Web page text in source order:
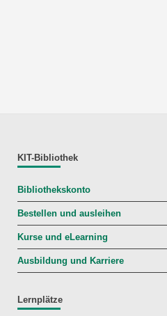
KIT-Bibliothek
Bibliothekskonto
Bestellen und ausleihen
Kurse und eLearning
Ausbildung und Karriere
Lernplätze